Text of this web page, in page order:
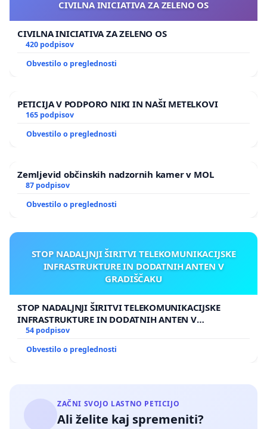
CIVILNA INICIATIVA ZA ZELENO OS
CIVILNA INICIATIVA ZA ZELENO OS
420 podpisov
Obvestilo o preglednosti
PETICIJA V PODPORO NIKI IN NAŠI METELKOVI
165 podpisov
Obvestilo o preglednosti
Zemljevid občinskih nadzornih kamer v MOL
87 podpisov
Obvestilo o preglednosti
STOP NADALJNJI ŠIRITVI TELEKOMUNIKACIJSKE
INFRASTRUKTURE IN DODATNIH ANTEN V
GRADIŠČAKU
STOP NADALJNJI ŠIRITVI TELEKOMUNIKACIJSKE
INFRASTRUKTURE IN DODATNIH ANTEN V
GRADIŠČAKU
54 podpisov
Obvestilo o preglednosti
ZAČNI SVOJO LASTNO PETICIJO
Ali želite kaj spremeniti?